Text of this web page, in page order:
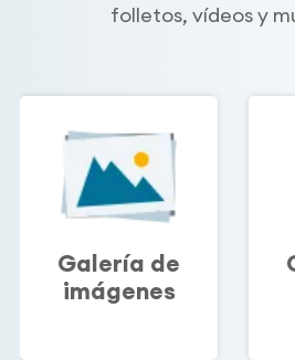
folletos, vídeos y
Galería de
imágenes